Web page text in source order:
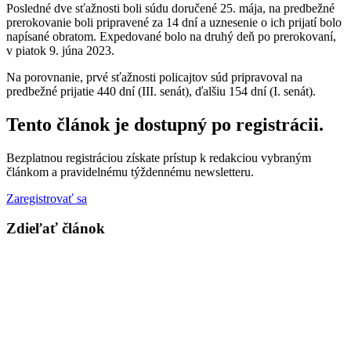
Posledné dve sťažnosti boli súdu doručené 25. mája, na predbežné
prerokovanie boli pripravené za 14 dní a uznesenie o ich prijatí bolo
napísané obratom. Expedované bolo na druhý deň po prerokovaní,
v piatok 9. júna 2023.
Na porovnanie, prvé sťažnosti policajtov súd pripravoval na
predbežné prijatie 440 dní (III. senát), ďalšiu 154 dní (I. senát).
Tento článok je dostupný po registrácii.
Bezplatnou registráciou získate prístup k redakciou vybraným
článkom a pravidelnému týždennému newsletteru.
Zaregistrovať sa
Zdieľať článok